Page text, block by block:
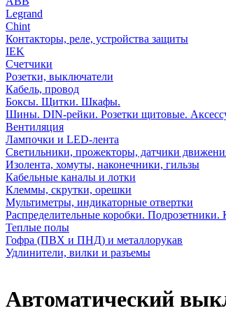
Legrand
Chint
Контакторы, реле, устройства защиты
IEK
Счетчики
Розетки, выключатели
Кабель, провод
Боксы. Щитки. Шкафы.
Шины. DIN-рейки. Розетки щитовые.
Вентиляция
Лампочки и LED-лента
Светильники, прожекторы, датчики
Изолента, хомуты, наконечники, гильзы
Кабельные каналы и лотки
Клеммы, скрутки, орешки
Мультиметры, индикаторные отвертки
Распределительные коробки.
Теплые полы
Гофра (ПВХ и ПНД) и металлорукав
Удлинители, вилки и разъемы
Автоматический